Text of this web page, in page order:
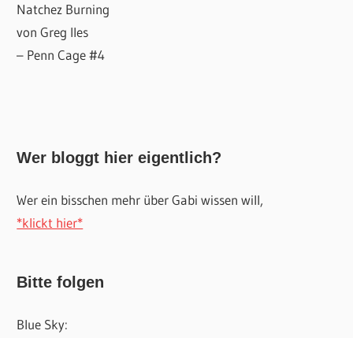
Natchez Burning
von Greg Iles
– Penn Cage #4
Wer bloggt hier eigentlich?
Wer ein bisschen mehr über Gabi wissen will,
*klickt hier*
Bitte folgen
Blue Sky: